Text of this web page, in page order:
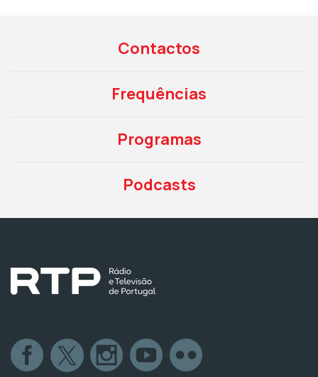
Contactos
Frequências
Programas
Podcasts